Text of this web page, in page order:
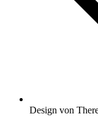
Design von